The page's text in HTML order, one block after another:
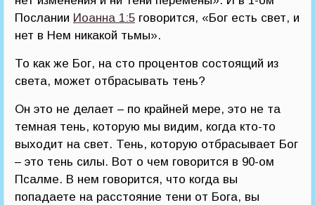
Послании Иоанна 1:5 говорится, «Бог есть свет, и
нет в Нем никакой тьмы».
То как же Бог, на сто процентов состоящий из
света, может отбрасывать тень?
Он это не делает – по крайней мере, это не та
темная тень, которую мы видим, когда кто-то
выходит на свет. Тень, которую отбрасывает Бог
– это тень силы. Вот о чем говорится в 90-ом
Псалме. В нем говорится, что когда вы
попадаете на расстояние тени от Бога, вы